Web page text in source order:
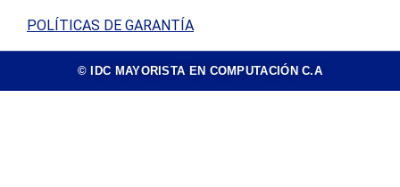
POLÍTICAS DE GARANTÍA
© IDC MAYORISTA EN COMPUTACIÓN C.A